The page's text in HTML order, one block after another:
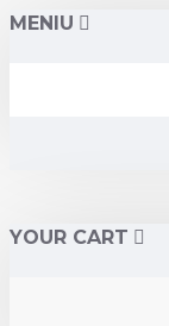
MENIU
YOUR CART